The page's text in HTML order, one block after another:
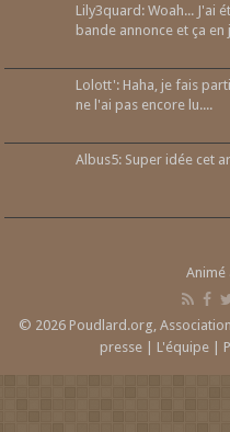
Lily3quard: Woah... J'ai
bande annonce et ça en
Lolott': Haha, je fais
ne l'ai pas encore lu....
Albus5: Super idée cet
Animé
© 2026 Poudlard.org,
presse
L'équipe